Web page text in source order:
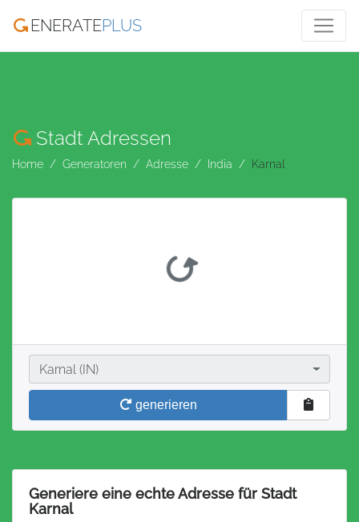
ENERATEPLUS
Stadt Adressen
Home Generatoren Adresse India Karnal
StadtKarnal (IN)
generieren
Generiere eine echte Adresse für Stadt
Karnal